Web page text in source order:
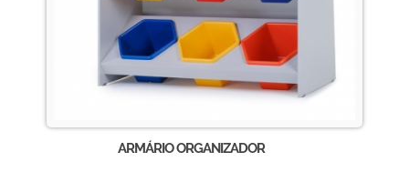
ARMÁRIO ORGANIZADOR